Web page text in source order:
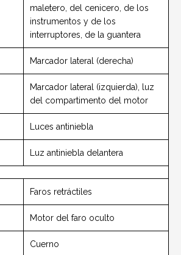
maletero, del cenicero, de los
instrumentos y de los
interruptores, de la guantera
Marcador lateral (derecha)
Marcador lateral (izquierda), luz
del compartimento del motor
Luces antiniebla
Luz antiniebla delantera
Faros retráctiles
Motor del faro oculto
Cuerno